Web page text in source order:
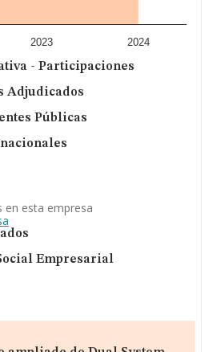
en cuenta la información
en 2024 de hasta 336
para completar los datos
años. La media de empleados es
la explotación electrónica por
de programación
de clasificación nacional de
(c.n.a.e.) de la actividad principal
posición en el ranking de
ha perdido posiciones frente al
en el ranking nacional, la
frente al 2023.
2023 2024
- Participaciones
Adjudicados
Públicas
en esta empresa
Empresarial